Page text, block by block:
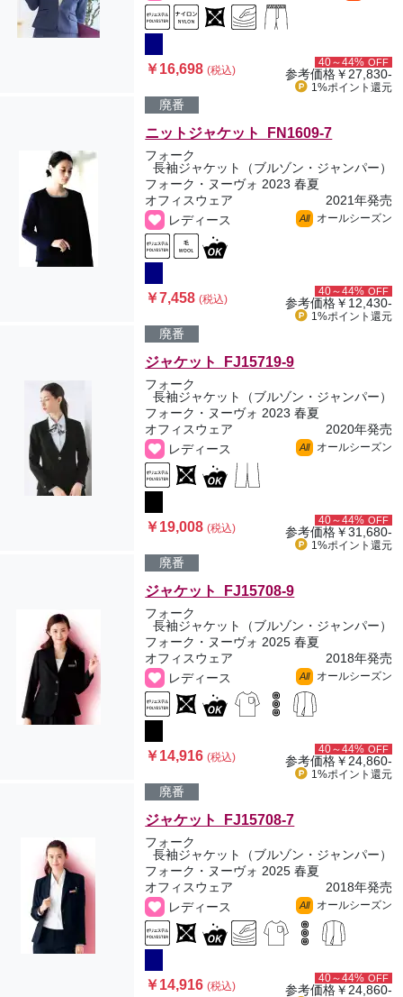
￥16,698(税込)
40～44% OFF
参考価格￥27,830-
1%ポイント 還元
廃番
ニットジャケット FN1609-7
フォーク
長袖ジャケット（ブルゾン・ジャンパー）
フォーク・ヌーヴォ 2023 春夏
オフィスウェア
2021年発売
レディース
All オールシーズン
￥7,458(税込)
40～44% OFF
参考価格￥12,430-
1%ポイント 還元
廃番
ジャケット FJ15719-9
フォーク
長袖ジャケット（ブルゾン・ジャンパー）
フォーク・ヌーヴォ 2023 春夏
オフィスウェア
2020年発売
レディース
All オールシーズン
￥19,008(税込)
40～44% OFF
参考価格￥31,680-
1%ポイント 還元
廃番
ジャケット FJ15708-9
フォーク
長袖ジャケット（ブルゾン・ジャンパー）
フォーク・ヌーヴォ 2025 春夏
オフィスウェア
2018年発売
レディース
All オールシーズン
￥14,916(税込)
40～44% OFF
参考価格￥24,860-
1%ポイント 還元
廃番
ジャケット FJ15708-7
フォーク
長袖ジャケット（ブルゾン・ジャンパー）
フォーク・ヌーヴォ 2025 春夏
オフィスウェア
2018年発売
レディース
All オールシーズン
￥14,916(税込)
40～44% OFF
参考価格￥24,860-